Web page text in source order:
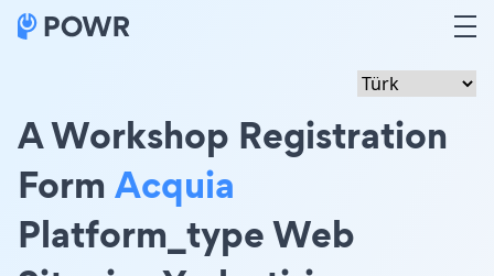
A Workshop Registration
Form Acquia
Platform_type Web